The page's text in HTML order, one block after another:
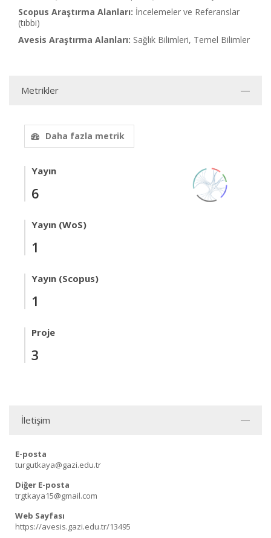
Scopus Araştırma Alanları: İncelemeler ve Referanslar
(tıbbi)
Avesis Araştırma Alanları: Sağlık Bilimleri, Temel Bilimler
Metrikler
Daha fazla metrik
Yayın
6
Yayın (WoS)
1
Yayın (Scopus)
1
Proje
3
İletişim
E-posta
turgutkaya@gazi.edu.tr
Diğer E-posta
trgtkaya15@gmail.com
Web Sayfası
https://avesis.gazi.edu.tr/13495